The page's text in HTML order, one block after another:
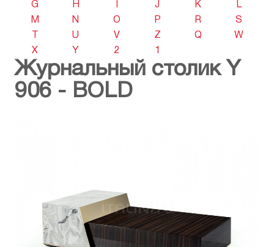
G
H J K
L
M
N O P R
S
U V Z Q
W
X
Y 2 1
Журнальный столик Y
906 - BOLD